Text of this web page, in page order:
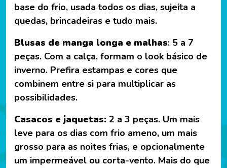
base do frio, usada todos os dias, sujeita a
quedas, brincadeiras e tudo mais.
Blusas de manga longa e malhas: 5 a 7
peças. Com a calça, formam o look básico de
inverno. Prefira estampas e cores que
combinem entre si para multiplicar as
possibilidades.
Casacos e jaquetas: 2 a 3 peças. Um mais
leve para os dias com frio ameno, um mais
grosso para as noites frias, e opcionalmente
um impermeável ou corta-vento. Mais do que